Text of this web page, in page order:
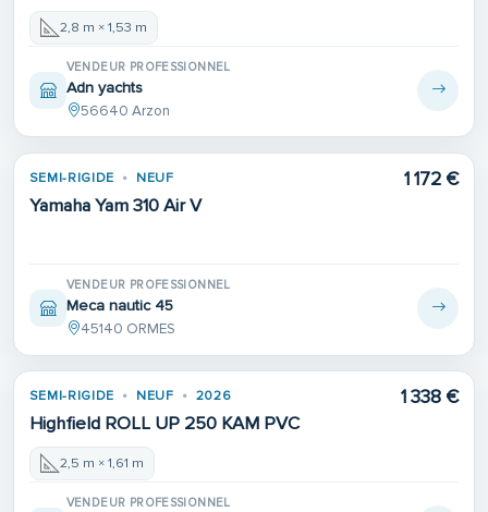
2,8 m × 1,53 m
VENDEUR PROFESSIONNEL
Adn yachts
56640 Arzon
SEMI-RIGIDE NEUF
Yamaha Yam 310 Air V
1 172 €
VENDEUR PROFESSIONNEL
Meca nautic 45
45140 ORMES
SEMI-RIGIDE NEUF 2026
Highfield ROLL UP 250 KAM PVC
1 338 €
2,5 m × 1,61 m
VENDEUR PROFESSIONNEL